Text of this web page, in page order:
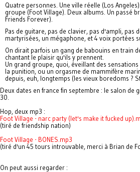
Quatre personnes. Une ville réelle (Los
groupe (Foot Village). Deux albums. Un passé
Friends Forever).
Pas de guitare, pas de clavier, pas d'ampli, pas
martyrisées, un mégaphone, et 4 voix portées
On dirait parfois un gang de babouins en train
chantant le plaisir qu'ils y prennent.
Un grand groupe, quoi, éveillant des
la punition, ou un orgasme de mammifère
depuis, euh, longtemps (les vieux boredoms ?
Deux dates en france fin septembre : le salon de
30.
Hop, deux mp3 :
Foot Village - narc party (let's make it fucked
(tiré de friendship nation)
Foot Village - BONES.mp3
(tiré d'un 45 tours introuvable, merci à Brian de
On peut aussi regarder :